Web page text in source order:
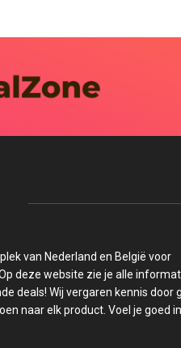
van Nederland en België voor
deze website zie je alle
deals! Wij vergaren kennis door
naar elk product. Voel je goed